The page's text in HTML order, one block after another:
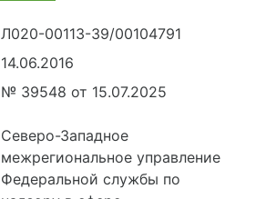
Л020-00113-39/00104791
14.06.2016
№ 39548 от 15.07.2025
Северо-Западное
межрегиональное управление
Федеральной службы по